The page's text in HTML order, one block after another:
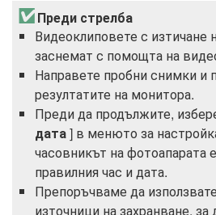
Преди стрелба
Видеоклиповете с изтичане
заснемат с помощта на
Направете пробни снимки и
резултатите на монитора.
Преди да продължите,
дата] в менюто за
часовникът на фотоапарата
правилния час и дата.
Препоръчваме да
източници на захранване,